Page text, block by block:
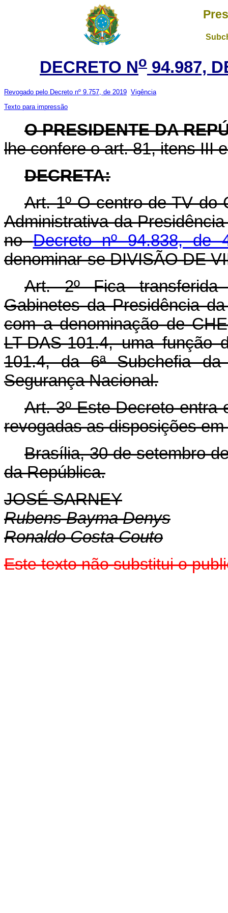
DECRETO No 94.987,
Revogado pelo Decreto nº 9.757, de 2019 Vigência
Texto para impressão
O PRESIDENTE DA
lhe confere o art. 81, itens III
DECRETA:
Art. 1º O centro de TV do
Administrativa da
noDecreto nº 94.838, de
denominar-se DIVISÃO DE
Art. 2º Fica
Gabinetes da Presidência
com a denominação de
LT-DAS-101.4, uma função
101.4, da 6ª Subchefia
Segurança Nacional.
Art. 3º Este Decreto entra
revogadas as disposições
Brasília, 30 de setembro
da República.
JOSÉ SARNEY
Rubens Bayma Denys
Ronaldo Costa Couto
Este texto não substitui o